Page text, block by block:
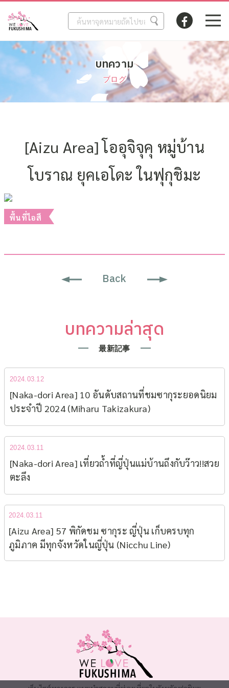
บทความ
ブログ
[Aizu Area] โออุจิจุคุ หมู่บ้าน
โบราณ ยุคเอโดะ ในฟุกุชิมะ
พื้นที่ไอสึ
2023.10.31
Back
บทความล่าสุด
最新記事
2024.03.12
[Naka-dori Area] 10 อันดับสถานที่ชมซากุระยอดนิยม​
ประจำปี 2024 (Miharu Takizakura)
2024.03.11
[Naka-dori Area] เที่ยวถ้ำที่ญี่ปุ่นแม่บ้านถึงกับว๊าว!!สวย
ตะลึง
2024.03.11
[Aizu Area] 57 พิกัดชม ซากุระ ญี่ปุ่น เก็บครบทุก
ภูมิภาค มีทุกจังหวัดในญี่ปุ่น (Nicchu Line)